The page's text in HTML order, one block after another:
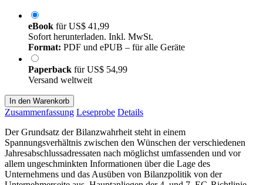
eBook fürUS$ 41,99
Sofort herunterladen. Inkl. MwSt.
Format: PDF und ePUB – für alle Geräte
Paperback fürUS$ 54,99
Versand weltweit
In den Warenkorb
Zusammenfassung Leseprobe Details
Der Grundsatz der Bilanzwahrheit steht in einem
Spannungsverhältnis zwischen den Wünschen der verschiedenen
Jahresabschlussadressaten nach möglichst umfassenden und vor
allem ungeschminkten Informationen über die Lage des
Unternehmens und das Ausüben von Bilanzpolitik von der